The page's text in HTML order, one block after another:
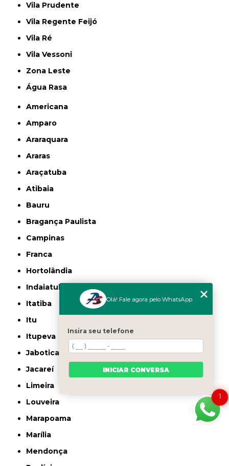
Vila Prudente
Vila Regente Feijó
Vila Ré
Vila Vessoni
Zona Leste
Água Rasa
Americana
Amparo
Araraquara
Araras
Araçatuba
Atibaia
Bauru
Bragança Paulista
Campinas
Franca
Hortolândia
Indaiatuba
Itatiba
Itu
Itupeva
Jaboticabal
Jacareí
Limeira
Louveira
Marapoama
Marília
Mendonça
1
Olá! Fale agora pelo WhatsApp
Insira seu telefone
INICIAR CONVERSA